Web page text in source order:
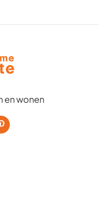
en wonen